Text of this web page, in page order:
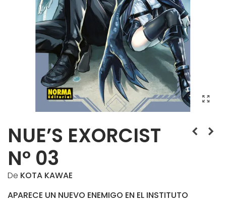
NUE’S EXORCIST
Nº 03
De KOTA KAWAE
APARECE UN NUEVO ENEMIGO EN EL INSTITUTO